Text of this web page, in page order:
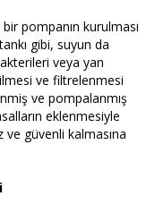
pompanın kurulması
gibi, suyun da
veya yan
ve filtrelenmesi
ve pompalanmış
eklenmesiyle
güvenli kalmasına